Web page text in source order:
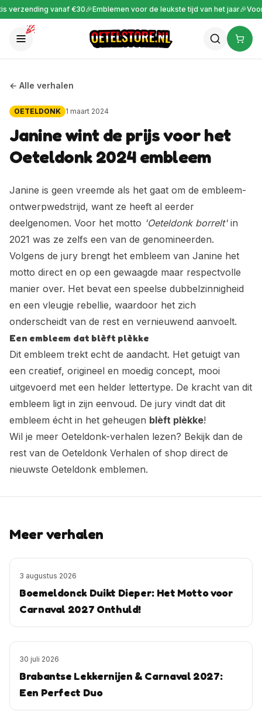
verzending vanaf €30🎉Emblemen voor de leukste tijd van het jaar🎉Voor
← Alle verhalen
OETELDONK 1 maart 2024
Janine wint de prijs voor het
Oeteldonk 2024 embleem
Janine is geen vreemde als het gaat om de embleem-
ontwerpwedstrijd, want ze heeft al eerder
deelgenomen. Voor het motto 'Oeteldonk borrelt'in
2021 was ze zelfs een van de genomineerden.
Volgens de jury brengt het embleem van Janine het
motto direct en op een gewaagde maar respectvolle
manier over. Het bevat een speelse dubbelzinnigheid
en een vleugje rebellie, waardoor het zich
onderscheidt van de rest en vernieuwend aanvoelt.
Een embleem dat blèft plèkke
Dit embleem trekt echt de aandacht. Het getuigt van
een creatief, origineel en moedig concept, mooi
uitgevoerd met een helder lettertype. De kracht van dit
embleem ligt in zijn eenvoud. De jury vindt dat dit
embleem écht in het geheugen blèft plèkke!
Wil je meer Oeteldonk-verhalen lezen? Bekijk dan de
rest van de Oeteldonk Verhalen of shop direct de
nieuwste Oeteldonk emblemen.
Meer verhalen
3 augustus 2026
Boemeldonck Duikt Dieper: Het Motto voor
Carnaval 2027 Onthuld!
30 juli 2026
Brabantse Lekkernijen & Carnaval 2027:
Een Perfect Duo